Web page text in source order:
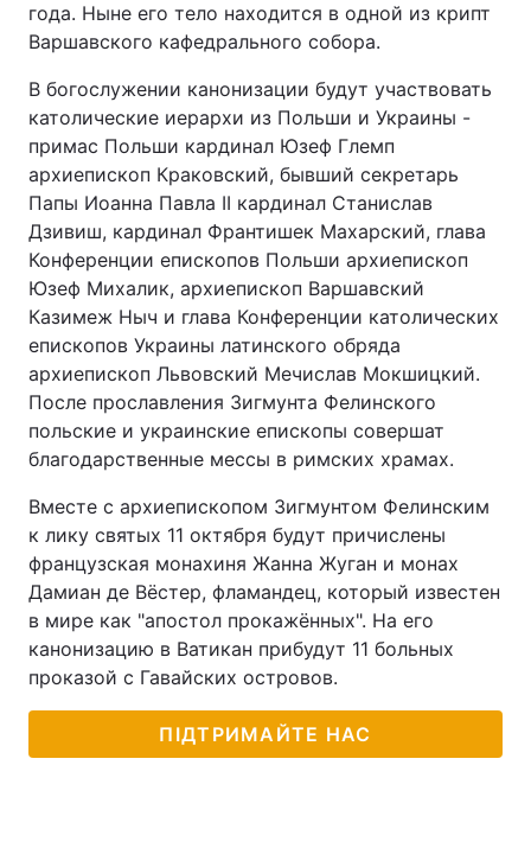
Контакти
Послуги
Тема оформлення
года. Ныне его тело находится в одной из крипт
Варшавского кафедрального собора.
В богослужении канонизации будут участвовать
католические иерархи из Польши и Украины -
примас Польши кардинал Юзеф Глемп
архиепископ Краковский, бывший секретарь
Папы Иоанна Павла II кардинал Станислав
Дзивиш, кардинал Франтишек Махарский, глава
Конференции епископов Польши архиепископ
Юзеф Михалик, архиепископ Варшавский
Казимеж Ныч и глава Конференции католических
епископов Украины латинского обряда
архиепископ Львовский Мечислав Мокшицкий.
После прославления Зигмунта Фелинского
польские и украинские епископы совершат
благодарственные мессы в римских храмах.
Вместе с архиепископом Зигмунтом Фелинским
к лику святых 11 октября будут причислены
французская монахиня Жанна Жуган и монах
Дамиан де Вёстер, фламандец, который известен
в мире как "апостол прокажённых". На его
канонизацию в Ватикан прибудут 11 больных
проказой с Гавайских островов.
ПІДТРИМАЙТЕ НАС